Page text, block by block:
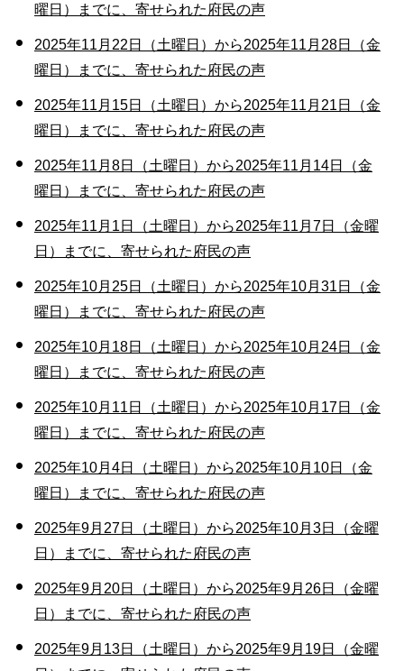
曜日）までに、寄せられた府民の声
2025年11月22日（土曜日）から2025年11月28日（金
曜日）までに、寄せられた府民の声
2025年11月15日（土曜日）から2025年11月21日（金
曜日）までに、寄せられた府民の声
2025年11月8日（土曜日）から2025年11月14日（金
曜日）までに、寄せられた府民の声
2025年11月1日（土曜日）から2025年11月7日（金曜
日）までに、寄せられた府民の声
2025年10月25日（土曜日）から2025年10月31日（金
曜日）までに、寄せられた府民の声
2025年10月18日（土曜日）から2025年10月24日（金
曜日）までに、寄せられた府民の声
2025年10月11日（土曜日）から2025年10月17日（金
曜日）までに、寄せられた府民の声
2025年10月4日（土曜日）から2025年10月10日（金
曜日）までに、寄せられた府民の声
2025年9月27日（土曜日）から2025年10月3日（金曜
日）までに、寄せられた府民の声
2025年9月20日（土曜日）から2025年9月26日（金曜
日）までに、寄せられた府民の声
2025年9月13日（土曜日）から2025年9月19日（金曜